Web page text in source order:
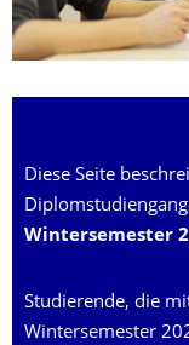
Diese Seite
Wintersemester
Studierende, die
Wintersemester